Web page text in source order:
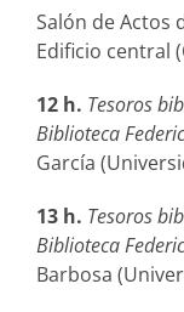
Salón de Actos
Edificio central
12 h. Tesoros
Biblioteca
García
13 h. Tesoros
Biblioteca
Barbosa